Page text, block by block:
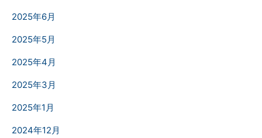
2025年6月
2025年5月
2025年4月
2025年3月
2025年1月
2024年12月